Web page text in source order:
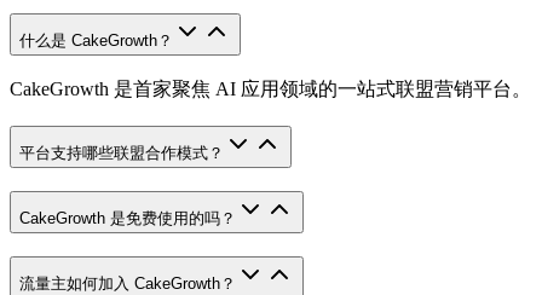
什么是 CakeGrowth？
CakeGrowth 是首家聚焦 AI 应用领域的一站式联盟营销平台。
平台支持哪些联盟合作模式？
CakeGrowth 是免费使用的吗？
流量主如何加入 CakeGrowth？